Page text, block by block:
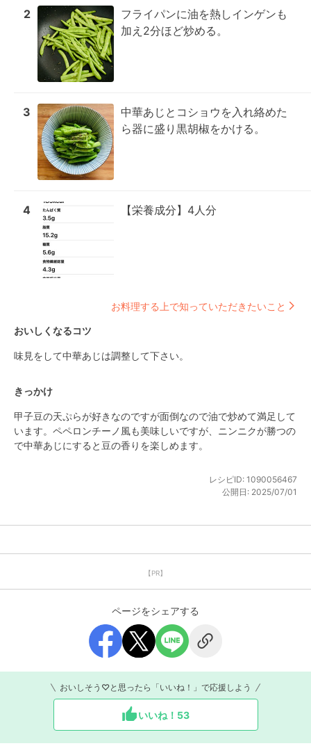
2
フライパンに油を熱しインゲンも
加え2分ほど炒める。
3
中華あじとコショウを入れ絡めた
ら器に盛り黒胡椒をかける。
4 【栄養成分】4人分
お料理する上で知っていただきたいこと
おいしくなるコツ
味見をして中華あじは調整して下さい。
きっかけ
甲子豆の天ぷらが好きなのですが面倒なので油で炒めて満足して
います。ペペロンチーノ風も美味しいですが、ニンニクが勝つの
で中華あじにすると豆の香りを楽しめます。
レシピID: 1090056467
公開日: 2025/07/01
【PR】
ページをシェアする
おいしそう♡と思ったら「いいね！」で応援しよう
いいね！ 53